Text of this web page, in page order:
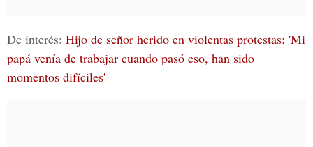
De interés: Hijo de señor herido en violentas protestas: 'Mi
papá venía de trabajar cuando pasó eso, han sido
momentos difíciles'